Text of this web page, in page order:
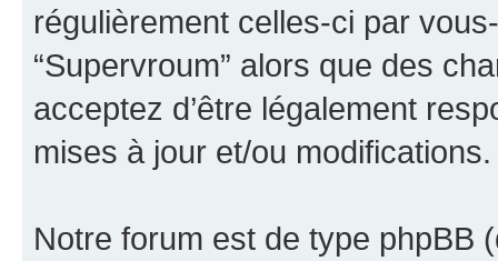
régulièrement celles-ci par
“Supervroum” alors que des
acceptez d’être légalement
mises à jour et/ou modifications.
Notre forum est de type phpBB